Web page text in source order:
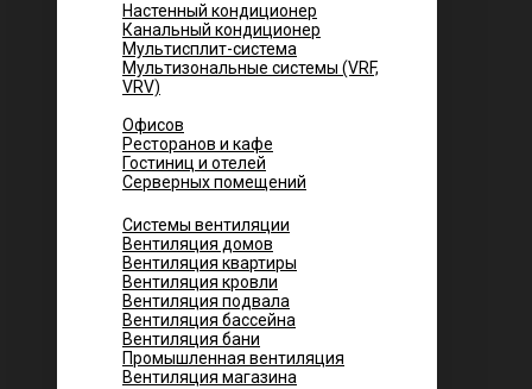
Настенный кондиционер
Канальный кондиционер
Мультисплит-система
Мультизональные системы (VRF,
VRV)
Офисов
Ресторанов и кафе
Гостиниц и отелей
Серверных помещений
Системы вентиляции
Вентиляция домов
Вентиляция квартиры
Вентиляция кровли
Вентиляция подвала
Вентиляция бассейна
Вентиляция бани
Промышленная вентиляция
Вентиляция магазина